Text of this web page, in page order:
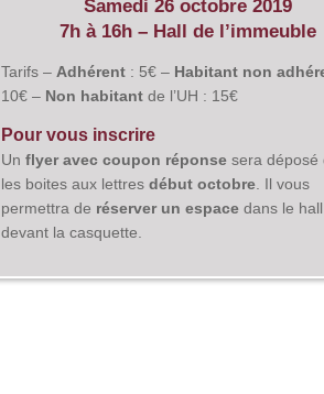
Samedi 26 octobre 2019
7h à 16h – Hall de l’immeuble
Tarifs –Adhérent : 5€ – Habitant non
10€ – Non habitant de l’UH : 15€
Pour vous inscrire
Unflyer avec coupon réponse sera déposé
les boites aux lettresdébut octobre. Il vous
permettra de réserver un espace dans le
devant la casquette.